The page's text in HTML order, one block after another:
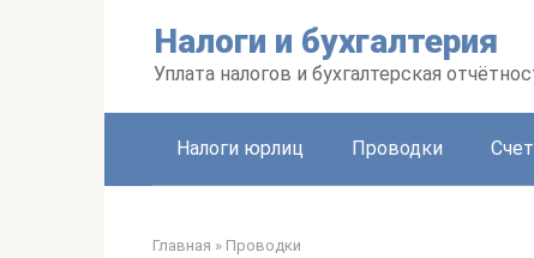
Налоги и бухгалтерия
Уплата налогов и бухгалтерская
Налоги юрлиц Проводки
Главная » Проводки